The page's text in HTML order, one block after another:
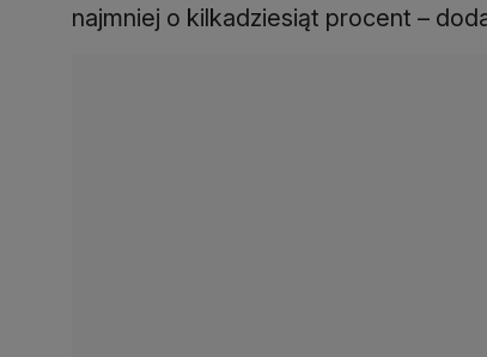
najmniej o kilkadziesiąt procent –